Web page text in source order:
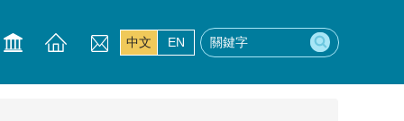
中文 EN